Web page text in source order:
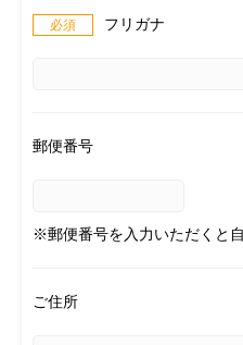
フリガナ
郵便番号
※郵便番号を入力いただくと
ご住所